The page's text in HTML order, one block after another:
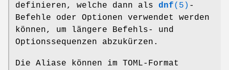
definieren, welche dann als dnf(5) -
Befehle oder Optionen verwendet werden
können, um längere Befehls- und
Optionssequenzen abzukürzen.
Die Aliase können im TOML-Format